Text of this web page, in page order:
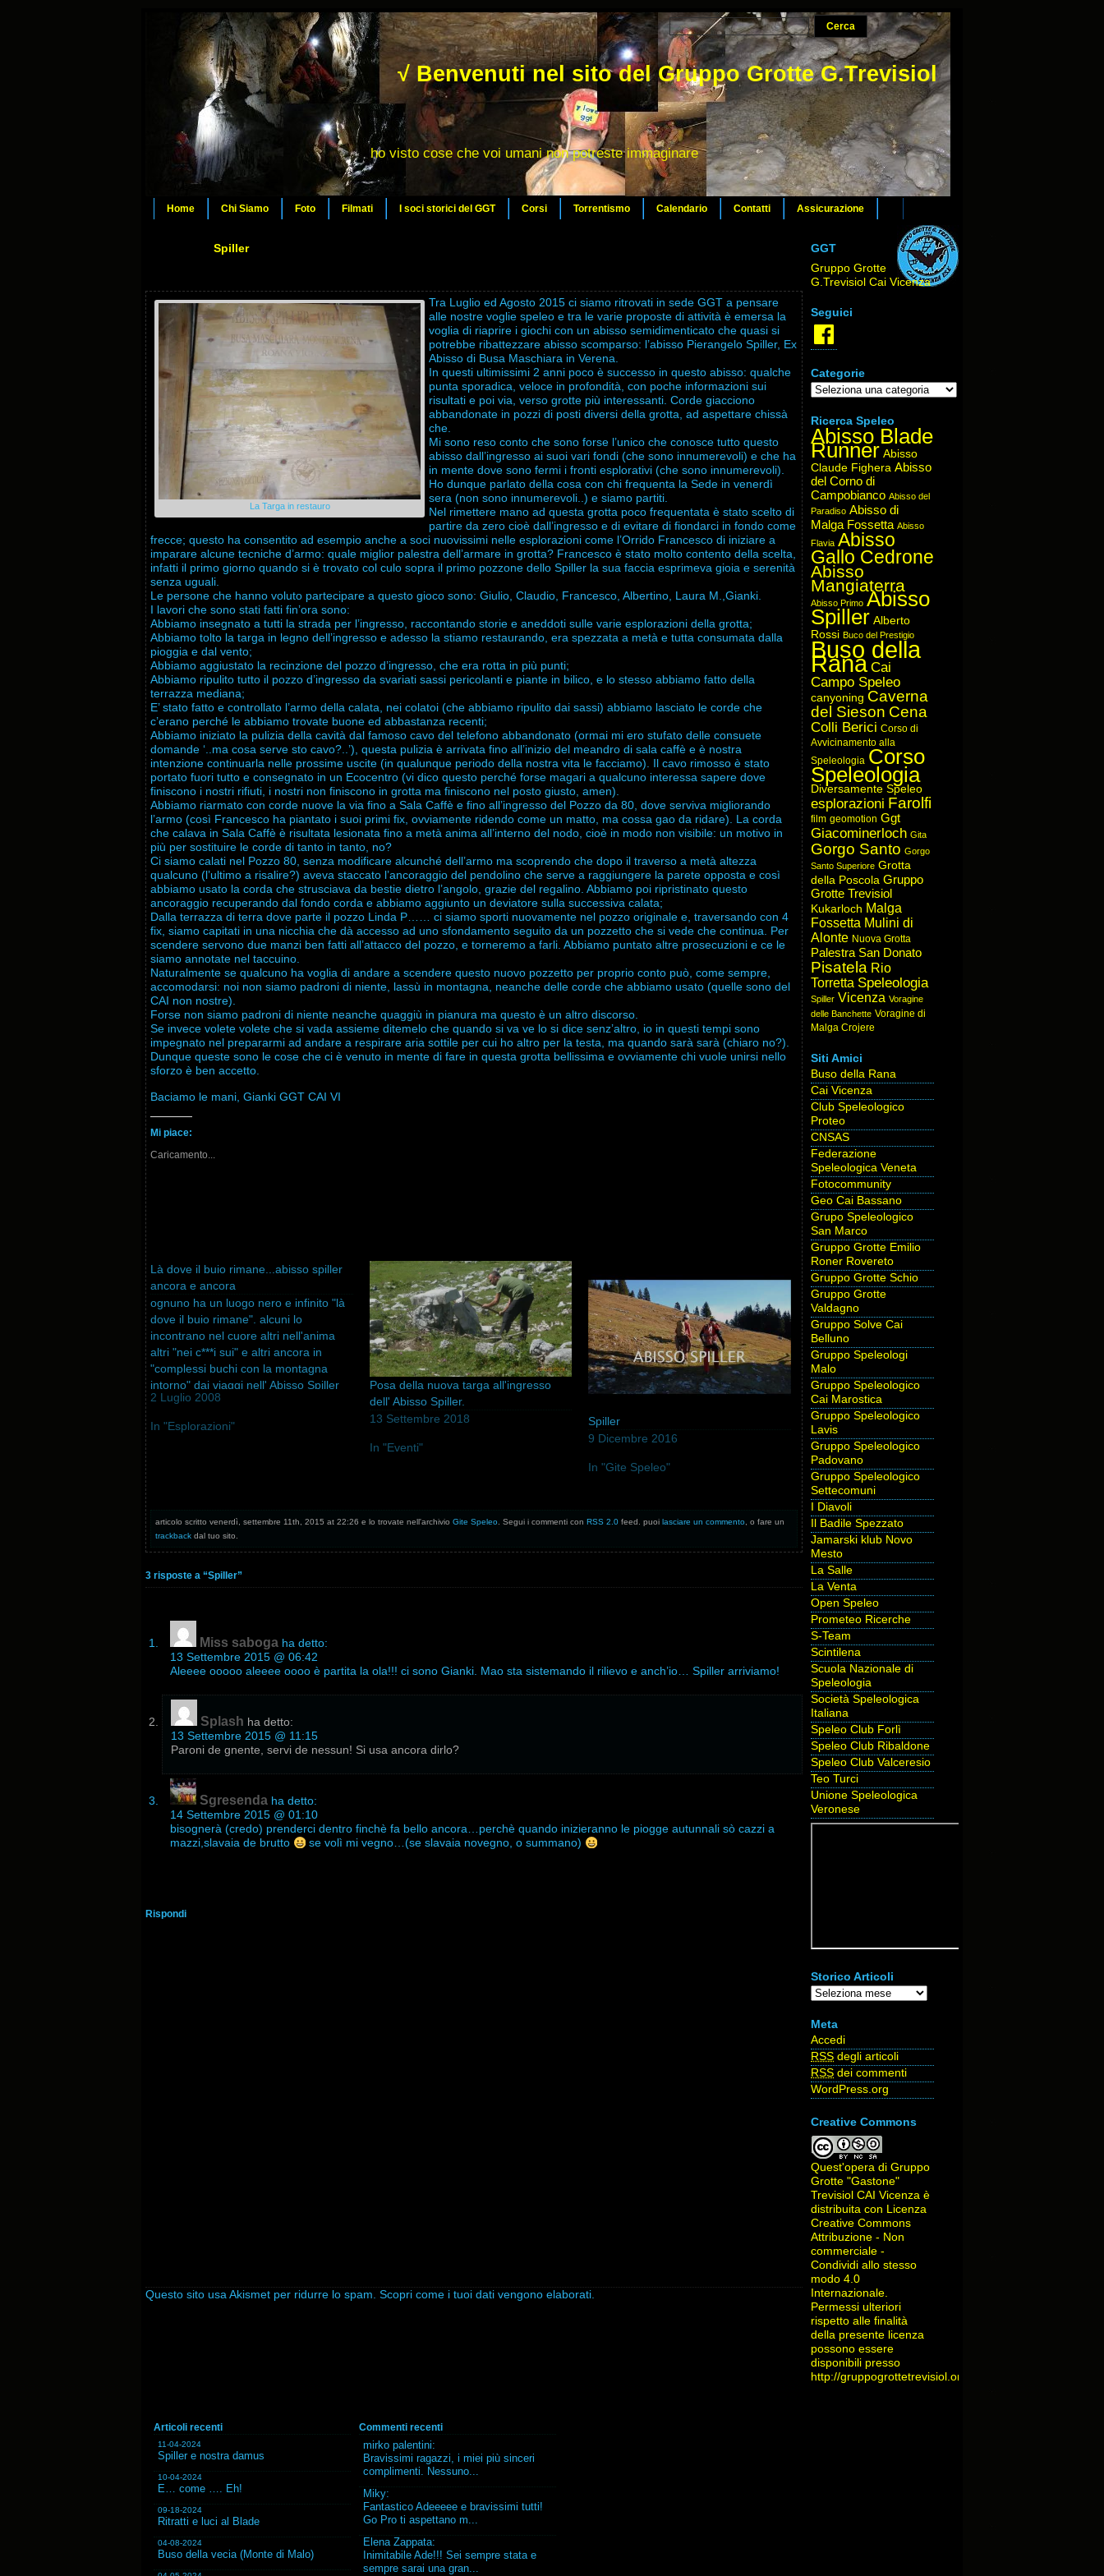
√ Benvenuti nel sito del Gruppo Grotte G.Trevisiol
ho visto cose che voi umani non potreste immaginare
Home Chi Siamo Foto Filmati I soci storici del GGT Corsi Torrentismo Calendario Contatti Assicurazione
Spiller
La Targa in restauro
Tra Luglio ed Agosto 2015 ci siamo ritrovati in sede GGT a pensare
alle nostre voglie speleo e tra le varie proposte di attività è emersa la
voglia di riaprire i giochi con un abisso semidimenticato che quasi si
potrebbe ribattezzare abisso scomparso: l’abisso Pierangelo Spiller, Ex
Abisso di Busa Maschiara in Verena.
In questi ultimissimi 2 anni poco è successo in questo abisso: qualche
punta sporadica, veloce in profondità, con poche informazioni sui
risultati e poi via, verso grotte più interessanti. Corde giacciono
abbandonate in pozzi di posti diversi della grotta, ad aspettare chissà
che.
Mi sono reso conto che sono forse l’unico che conosce tutto questo
abisso dall’ingresso ai suoi vari fondi (che sono innumerevoli) e che ha
in mente dove sono fermi i fronti esplorativi (che sono innumerevoli).
Ho dunque parlato della cosa con chi frequenta la Sede in venerdì
sera (non sono innumerevoli..) e siamo partiti.
Nel rimettere mano ad questa grotta poco frequentata è stato scelto di
partire da zero cioè dall’ingresso e di evitare di fiondarci in fondo come
frecce; questo ha consentito ad esempio anche a soci nuovissimi nelle esplorazioni come l’Orrido Francesco di iniziare a
imparare alcune tecniche d’armo: quale miglior palestra dell’armare in grotta? Francesco è stato molto contento della scelta,
infatti il primo giorno quando si è trovato col culo sopra il primo pozzone dello Spiller la sua faccia esprimeva gioia e serenità
senza uguali.
Le persone che hanno voluto partecipare a questo gioco sono: Giulio, Claudio, Francesco, Albertino, Laura M.,Gianki.
I lavori che sono stati fatti fin’ora sono:
Abbiamo insegnato a tutti la strada per l’ingresso, raccontando storie e aneddoti sulle varie esplorazioni della grotta;
Abbiamo tolto la targa in legno dell’ingresso e adesso la stiamo restaurando, era spezzata a metà e tutta consumata dalla
pioggia e dal vento;
Abbiamo aggiustato la recinzione del pozzo d’ingresso, che era rotta in più punti;
Abbiamo ripulito tutto il pozzo d’ingresso da svariati sassi pericolanti e piante in bilico, e lo stesso abbiamo fatto della
terrazza mediana;
E’ stato fatto e controllato l’armo della calata, nei colatoi (che abbiamo ripulito dai sassi) abbiamo lasciato le corde che
c’erano perché le abbiamo trovate buone ed abbastanza recenti;
Abbiamo iniziato la pulizia della cavità dal famoso cavo del telefono abbandonato (ormai mi ero stufato delle consuete
domande ‘..ma cosa serve sto cavo?..’), questa pulizia è arrivata fino all’inizio del meandro di sala caffè e è nostra
intenzione continuarla nelle prossime uscite (in qualunque periodo della nostra vita le facciamo). Il cavo rimosso è stato
portato fuori tutto e consegnato in un Ecocentro (vi dico questo perché forse magari a qualcuno interessa sapere dove
finiscono i nostri rifiuti, i nostri non finiscono in grotta ma finiscono nel posto giusto, amen).
Abbiamo riarmato con corde nuove la via fino a Sala Caffè e fino all’ingresso del Pozzo da 80, dove serviva migliorando
l’armo (così Francesco ha piantato i suoi primi fix, ovviamente ridendo come un matto, ma cossa gao da ridare). La corda
che calava in Sala Caffè è risultata lesionata fino a metà anima all’interno del nodo, cioè in modo non visibile: un motivo in
più per sostituire le corde di tanto in tanto, no?
Ci siamo calati nel Pozzo 80, senza modificare alcunché dell’armo ma scoprendo che dopo il traverso a metà altezza
qualcuno (l’ultimo a risalire?) aveva staccato l’ancoraggio del pendolino che serve a raggiungere la parete opposta e così
abbiamo usato la corda che strusciava da bestie dietro l’angolo, grazie del regalino. Abbiamo poi ripristinato questo
ancoraggio recuperando dal fondo corda e abbiamo aggiunto un deviatore sulla successiva calata;
Dalla terrazza di terra dove parte il pozzo Linda P…… ci siamo sporti nuovamente nel pozzo originale e, traversando con 4
fix, siamo capitati in una nicchia che dà accesso ad uno sfondamento seguito da un pozzetto che si vede che continua. Per
scendere servono due manzi ben fatti all’attacco del pozzo, e torneremo a farli. Abbiamo puntato altre prosecuzioni e ce le
siamo annotate nel taccuino.
Naturalmente se qualcuno ha voglia di andare a scendere questo nuovo pozzetto per proprio conto può, come sempre,
accomodarsi: noi non siamo padroni di niente, lassù in montagna, neanche delle corde che abbiamo usato (quelle sono del
CAI non nostre).
Forse non siamo padroni di niente neanche quaggiù in pianura ma questo è un altro discorso.
Se invece volete volete che si vada assieme ditemelo che quando si va ve lo si dice senz’altro, io in questi tempi sono
impegnato nel prepararmi ad andare a respirare aria sottile per cui ho altro per la testa, ma quando sarà sarà (chiaro no?).
Dunque queste sono le cose che ci è venuto in mente di fare in questa grotta bellissima e ovviamente chi vuole unirsi nello
sforzo è ben accetto.
Baciamo le mani, Gianki GGT CAI VI
Mi piace:
Caricamento...
Là dove il buio rimane...abisso spiller
ancora e ancora
ognuno ha un luogo nero e infinito "là
dove il buio rimane". alcuni lo
incontrano nel cuore altri nell'anima
altri "nei c***i sui" e altri ancora in
"complessi buchi con la montagna
intorno" dai viaggi nell' Abisso Spiller
sono sempre tornato con quel
meravigliosamente buio…
2 Luglio 2008
In "Esplorazioni"
Posa della nuova targa all'ingresso
dell' Abisso Spiller.
13 Settembre 2018
In "Eventi"
Spiller
9 Dicembre 2016
In "Gite Speleo"
articolo scritto venerdì, settembre 11th, 2015 at 22:26 e lo trovate nell'archivio Gite Speleo. Segui i commenti con RSS 2.0 feed. puoi lasciare un commento, o fare un
trackback dal tuo sito.
3 risposte a “Spiller”
Miss saboga ha detto:
13 Settembre 2015 @ 06:42
Aleeee ooooo aleeee oooo è partita la ola!!! ci sono Gianki. Mao sta sistemando il rilievo e anch’io… Spiller arriviamo!
Splash ha detto:
13 Settembre 2015 @ 11:15
Paroni de gnente, servi de nessun! Si usa ancora dirlo?
Sgresenda ha detto:
14 Settembre 2015 @ 01:10
bisognerà (credo) prenderci dentro finchè fa bello ancora…perchè quando inizieranno le piogge autunnali sò cazzi a
mazzi,slavaia de brutto
se volì mi vegno…(se slavaia novegno, o summano)
Rispondi
Questo sito usa Akismet per ridurre lo spam. Scopri come i tuoi dati vengono elaborati.
GGT
Gruppo Grotte
G.Trevisiol Cai Vicenza
Seguici
Facebook
Categorie
Categorie
Ricerca Speleo
Abisso Blade
Runner Abisso
Claude Fighera Abisso
del Corno di
Campobianco Abisso del
Paradiso Abisso di
Malga Fossetta Abisso
Flavia Abisso
Gallo Cedrone
Abisso
Mangiaterra
Abisso Primo Abisso
Spiller Alberto
Rossi Buco del Prestigio
Buso della
Rana Cai
Campo Speleo
canyoning Caverna
del Sieson Cena
Colli Berici Corso di
Avvicinamento alla
Speleologia Corso
Speleologia
Diversamente Speleo
esplorazioni Farolfi
film geomotion Ggt
Giacominerloch Gita
Gorgo Santo Gorgo
Santo Superiore Grotta
della Poscola Gruppo
Grotte Trevisiol
Kukarloch Malga
Fossetta Mulini di
Alonte Nuova Grotta
Palestra San Donato
Pisatela Rio
Torretta Speleologia
Spiller Vicenza Voragine
delle Banchette Voragine di
Malga Crojere
Siti Amici
Buso della Rana
Cai Vicenza
Club Speleologico
Proteo
CNSAS
Federazione
Speleologica Veneta
Fotocommunity
Geo Cai Bassano
Grupo Speleologico
San Marco
Gruppo Grotte Emilio
Roner Rovereto
Gruppo Grotte Schio
Gruppo Grotte
Valdagno
Gruppo Solve Cai
Belluno
Gruppo Speleologi
Malo
Gruppo Speleologico
Cai Marostica
Gruppo Speleologico
Lavis
Gruppo Speleologico
Padovano
Gruppo Speleologico
Settecomuni
I Diavoli
Il Badile Spezzato
Jamarski klub Novo
Mesto
La Salle
La Venta
Open Speleo
Prometeo Ricerche
S-Team
Scintilena
Scuola Nazionale di
Speleologia
Società Speleologica
Italiana
Speleo Club Forlì
Speleo Club Ribaldone
Speleo Club Valceresio
Teo Turci
Unione Speleologica
Veronese
Storico Articoli
Storico
Meta
Accedi
RSS degli articoli
RSS dei commenti
WordPress.org
Creative Commons
Quest'opera di Gruppo
Grotte "Gastone"
Trevisiol CAI Vicenza è
distribuita con Licenza
Creative Commons
Attribuzione - Non
commerciale -
Condividi allo stesso
modo 4.0
Internazionale.
Permessi ulteriori
rispetto alle finalità
della presente licenza
possono essere
disponibili presso
http://gruppogrottetrevisiol.org/contatti/
Articoli recenti
11-04-2024
Spiller e nostra damus
10-04-2024
E… come …. Eh!
09-18-2024
Ritratti e luci al Blade
04-08-2024
Buso della vecia (Monte di Malo)
Commenti recenti
mirko palentini:
Bravissimi ragazzi, i miei più sinceri
complimenti. Nessuno...
Miky:
Fantastico Adeeeee e bravissimi tutti!
Go Pro ti aspettano m...
Elena Zappata:
Inimitabile Ade!!! Sei sempre stata e
sempre sarai una gran...